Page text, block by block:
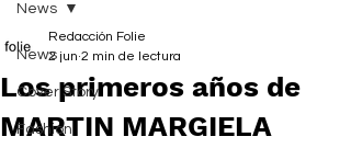
News
Cover Story
Fashion
News
Los primeros años de
MARTIN MARGIELA
Redacción Folie
2 jun 2 min de lectura